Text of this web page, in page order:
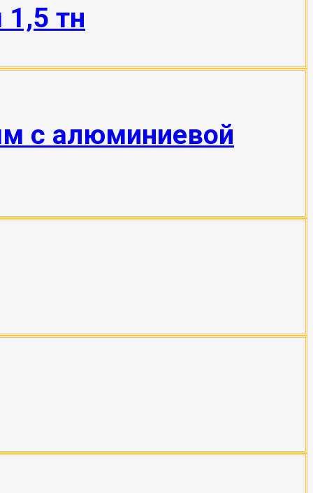
тн
с алюминиевой